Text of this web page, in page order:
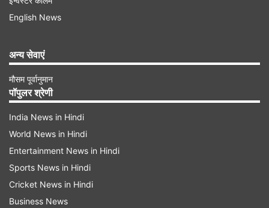
संख्या कोआधार
रूप से होता है। यह एक पते और आईडी प्रूफ के रूप में भी
कार्य करता है। इसके साथ ही पैन कार्ड 10 अंकों की संख्या
वाला विशिष्ट पहचान संख्या है।
दिसंबर से लागू होंगे नए नियम
English News
अन्य सेवाएं
मौसम पूर्वानुमान
पॉपुलर श्रेणी
India News in Hindi
World News in Hindi
Entertainment News in Hindi
Sports News in Hindi
Cricket News in Hindi
Business News